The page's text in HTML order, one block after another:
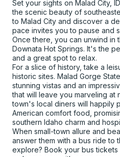
Set your sights on Malad City,
the scenic beauty of
to Malad City and discover a
pace invites you to pause and
Once there, you can unwind in
Downata Hot Springs. It's the
and a great spot to relax.
For a slice of history, take a
historic sites. Malad Gorge
stunning vistas and an
that will leave you marveling at
town's local diners will happily
American comfort food,
southern Idaho charm and
When small-town allure and
answer them with a bus ride to
explore? Book your bus tickets